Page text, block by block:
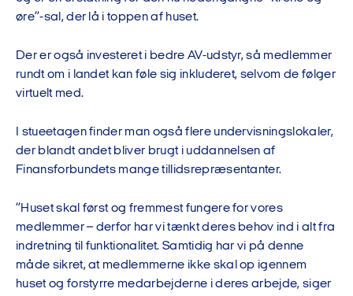
øre”-sal, der lå i toppen af huset.
Der er også investeret i bedre AV-udstyr, så medlemmer
rundt om i landet kan føle sig inkluderet, selvom de følger
virtuelt med.
I stueetagen finder man også flere undervisningslokaler,
der blandt andet bliver brugt i uddannelsen af
Finansforbundets mange tillidsrepræsentanter.
”Huset skal først og fremmest fungere for vores
medlemmer – derfor har vi tænkt deres behov ind i alt fra
indretning til funktionalitet. Samtidig har vi på denne
måde sikret, at medlemmerne ikke skal op igennem
huset og forstyrre medarbejderne i deres arbejde, siger